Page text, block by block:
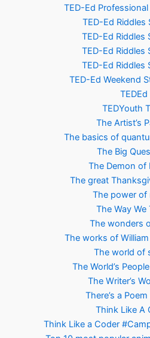
TED-Ed
TED-Ed Riddles
TED-Ed Riddles
TED-Ed Riddles
TED-Ed Riddles
TED-Ed Weekend
TEDEd
TEDYouth
The Artist’s
The basics of
The Big
The Demon of
The great
The power of
The Way We
The wonders
The works of
The world of
The World’s
The Writer’s
There’s a
Think Like A
Think Like a Coder